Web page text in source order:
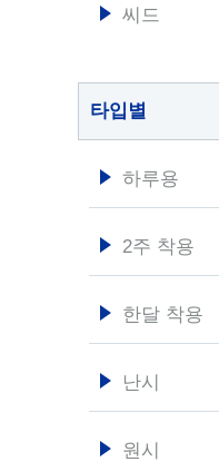
씨드
타입별
하루용
2주 착용
한달 착용
난시
원시